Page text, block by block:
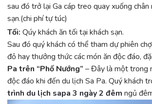
sau đó trở lại Ga cáp treo quay xuống chân
sạn.(chi phí tự túc)
Tối: Qúy khách ăn tối tại khách sạn.
Sau đó quý khách có thể tham dự phiên
đỏ hay thưởng thức các món ăn độc đáo,
Pa trên “Phố Nướng” – Đây là một trong
độc đáo khi đến du lịch Sa Pa. Quý khách
trình du lịch sapa 3 ngày 2 đêm ngủ